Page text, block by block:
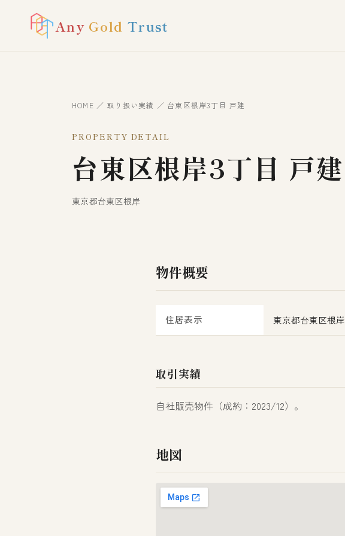
Any Gold Trust
HOME ／ 取り扱い実績 ／ 台東区根岸3丁目 戸建
PROPERTY DETAIL
台東区根岸3丁目 戸建
東京都台東区根岸
物件概要
住居表示 東京都台東区根岸
取引実績
自社販売物件（成約：2023/12）。
地図